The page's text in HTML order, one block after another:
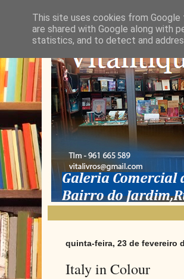
quinta-feira, 23 de fevereiro
Italy in Colour
This site uses cookies from
are shared with Google along with
statistics, and to detect and